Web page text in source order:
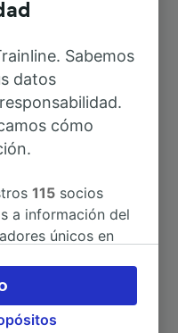
1h 35min
57min
Sabemos
datos
cómo
115 socios
a información del
únicos en
tus preferencias
el derecho de
legítimo o,